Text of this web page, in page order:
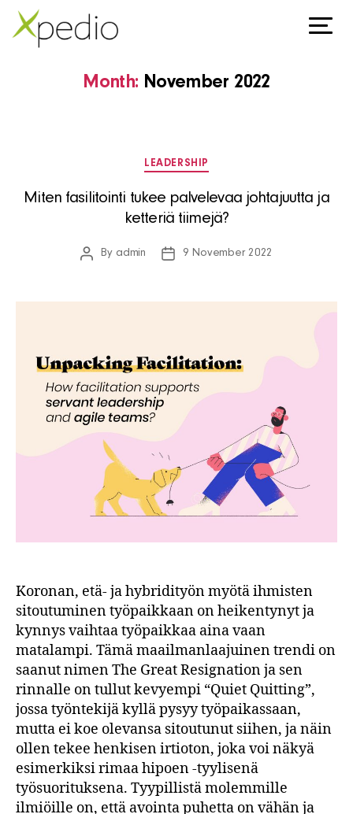
Month: November 2022
Categories
LEADERSHIP
Miten fasilitointi tukee palvelevaa johtajuutta ja
ketteriä tiimejä?
PostBy admin
Post9 November 2022
Koronan, etä- ja hybridityön myötä ihmisten
sitoutuminen työpaikkaan on heikentynyt ja
kynnys vaihtaa työpaikkaa aina vaan
matalampi. Tämä maailmanlaajuinen trendi on
saanut nimen The Great Resignation ja sen
rinnalle on tullut kevyempi “Quiet Quitting”,
jossa työntekijä kyllä pysyy työpaikassaan,
mutta ei koe olevansa sitoutunut siihen, ja näin
ollen tekee henkisen irtioton, joka voi näkyä
esimerkiksi rimaa hipoen -tyylisenä
työsuorituksena. Tyypillistä molemmille
ilmiöille on, että avointa puhetta on vähän ja